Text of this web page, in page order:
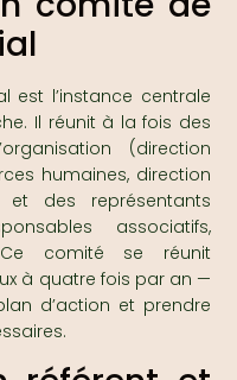
est l’instance centrale
Il réunit à la fois des
(direction
humaines, direction
des représentants
associatifs,
Ce comité se réunit
à quatre fois par an —
d’action et prendre